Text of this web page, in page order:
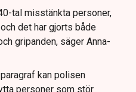
tal misstänkta personer,
det har gjorts både
gripanden, säger Anna-
kan polisen
personer som stör